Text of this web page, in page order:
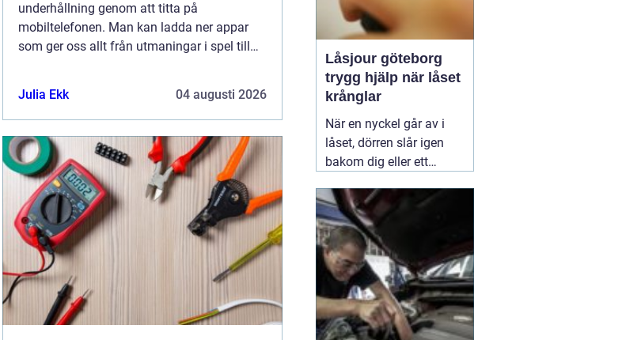
underhållning genom att titta på
mobiltelefonen. Man kan ladda ner appar
som ger oss allt från utmaningar i spel till
Julia Ekk 04 augusti 2026
Låsjour göteborg
trygg hjälp när låset
krånglar
När en nyckel går av i
låset, dörren slår igen
bakom dig eller ett
och karm, uppstår ofta
stress och osäkerhet. I
den stunden spelar
klockslaget ingen roll du
behöver hjälp direkt. En
03 augusti 2026